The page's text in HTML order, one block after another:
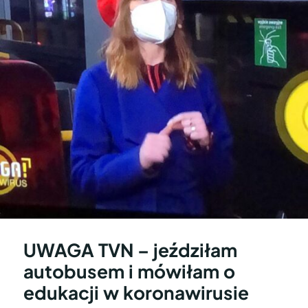
UWAGA TVN – jeździłam
autobusem i mówiłam o
edukacji w koronawirusie